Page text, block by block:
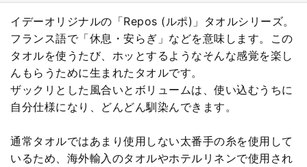
イデーオリジナルの「Repos (ルポ)」タオルシリーズ。
フランス語で「休息・安らぎ」などを意味します。この
タオルを使うたび、ホッとするようなそんな感覚を楽し
んもらうために生まれたタオルです。
ザックリとした風合いとボリュームは、使い込むうちに
自分仕様になり、どんどん馴染んできます。
通常タオルではあまり使用しない太番手の糸を使用して
いるため、海外輸入のタオルやホテルリネンで使用され